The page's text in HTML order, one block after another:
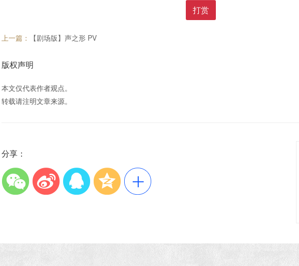
打赏
上一篇： 【剧场版】声之形 PV
版权声明
本文仅代表作者观点。
转载请注明文章来源。
分享：